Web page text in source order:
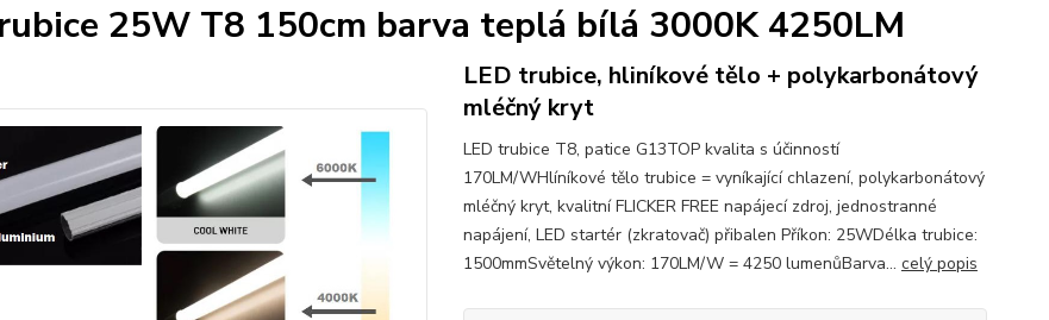
25W T8 150cm barva teplá bílá 3000K 4250LM
LED trubice, hliníkové tělo + polykarbonátový
mléčný kryt
LED trubice T8, patice G13TOP kvalita s účinností
170LM/WHlíníkové tělo trubice = vyníkající chlazení, polykarbonátový
mléčný kryt, kvalitní FLICKER FREE napájecí zdroj, jednostranné
napájení, LED startér (zkratovač) přibalen Příkon: 25WDélka trubice:
1500mmSvětelný výkon: 170LM/W = 4250 lumenůBarva... celý popis